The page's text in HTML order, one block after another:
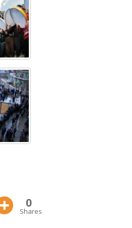
0
Shares